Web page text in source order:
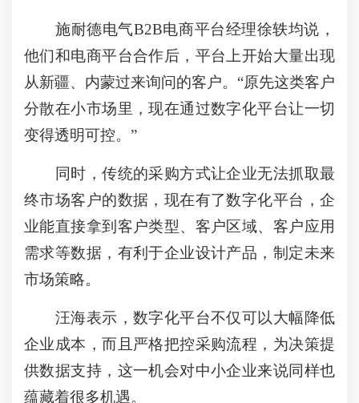
施耐德电气B2B电商平台经理徐轶均说，
他们和电商平台合作后，平台上开始大量出现
从新疆、内蒙过来询问的客户。“原先这类客户
分散在小市场里，现在通过数字化平台让一切
变得透明可控。”
同时，传统的采购方式让企业无法抓取最
终市场客户的数据，现在有了数字化平台，企
业能直接拿到客户类型、客户区域、客户应用
需求等数据，有利于企业设计产品，制定未来
市场策略。
汪海表示，数字化平台不仅可以大幅降低
企业成本，而且严格把控采购流程，为决策提
供数据支持，这一机会对中小企业来说同样也
蕴藏着很多机遇。